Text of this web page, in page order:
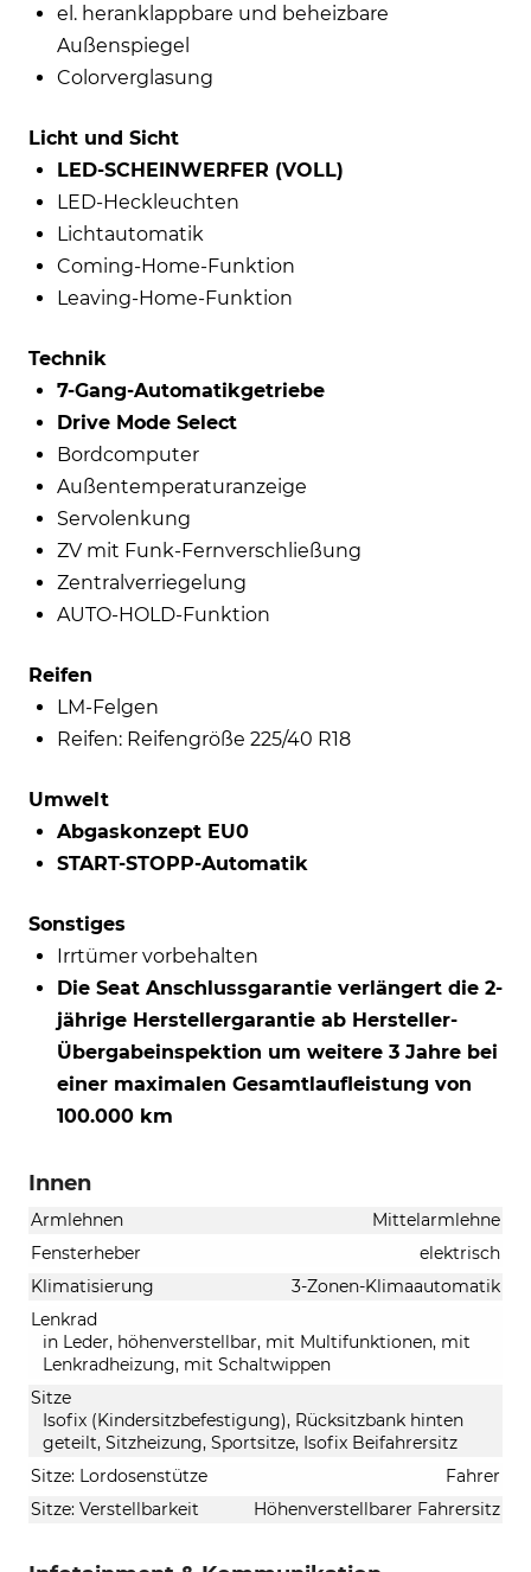
el. heranklappbare und beheizbare
Außenspiegel
Colorverglasung
Licht und Sicht
LED-SCHEINWERFER (VOLL)
LED-Heckleuchten
Lichtautomatik
Coming-Home-Funktion
Leaving-Home-Funktion
Technik
7-Gang-Automatikgetriebe
Drive Mode Select
Bordcomputer
Außentemperaturanzeige
Servolenkung
ZV mit Funk-Fernverschließung
Zentralverriegelung
AUTO-HOLD-Funktion
Reifen
LM-Felgen
Reifen: Reifengröße 225/40 R18
Umwelt
Abgaskonzept EU0
START-STOPP-Automatik
Sonstiges
Irrtümer vorbehalten
Die Seat Anschlussgarantie verlängert die 2-
jährige Herstellergarantie ab Hersteller-
Übergabeinspektion um weitere 3 Jahre bei
einer maximalen Gesamtlaufleistung von
100.000 km
Innen
Armlehnen
Mittelarmlehne
Fensterheber
elektrisch
Klimatisierung
3-Zonen-Klimaautomatik
Lenkrad
in Leder, höhenverstellbar, mit Multifunktionen, mit
Lenkradheizung, mit Schaltwippen
Sitze
Isofix (Kindersitzbefestigung), Rücksitzbank hinten
geteilt, Sitzheizung, Sportsitze, Isofix Beifahrersitz
Sitze: Lordosenstütze
Fahrer
Sitze: Verstellbarkeit
Höhenverstellbarer Fahrersitz